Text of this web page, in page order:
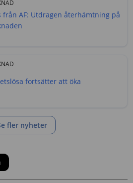
från AF: Utdragen återhämtning på
fortsätter att öka
fler nyheter